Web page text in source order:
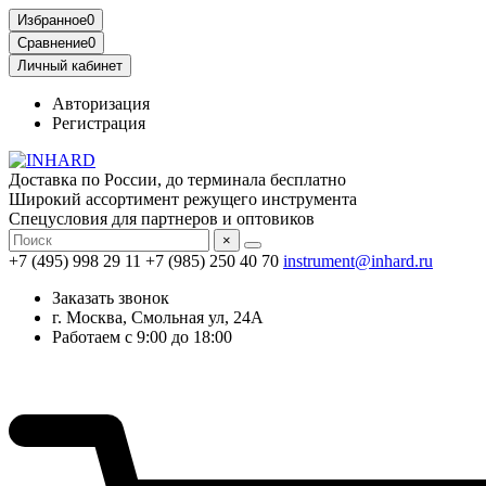
Избранное0
Сравнение0
Личный кабинет
Авторизация
Регистрация
Доставка по России, до терминала бесплатно
Широкий ассортимент режущего инструмента
Спецусловия для партнеров и оптовиков
×
+7 (495) 998 29 11 +7 (985) 250 40 70 instrument@inhard.ru
Заказать звонок
г. Москва, Смольная ул, 24А
Работаем с 9:00 до 18:00